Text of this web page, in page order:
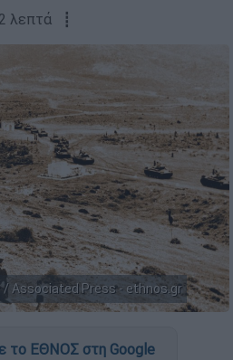
λεπτά ┋
/ Associated Press - ethnos.gr
το ΕΘΝΟΣ στη Google